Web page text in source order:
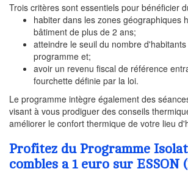
Trois critères sont essentiels pour bénéficier
habiter dans les zones géographiques
bâtiment de plus de 2 ans;
atteindre le seuil du nombre
programme et;
avoir un revenu fiscal de référence
fourchette définie par la loi.
Le programme intègre également des
visant à vous prodiguer des conseils
améliorer le confort thermique de votre lieu
Profitez du Programme
combles a 1 euro sur ESSON